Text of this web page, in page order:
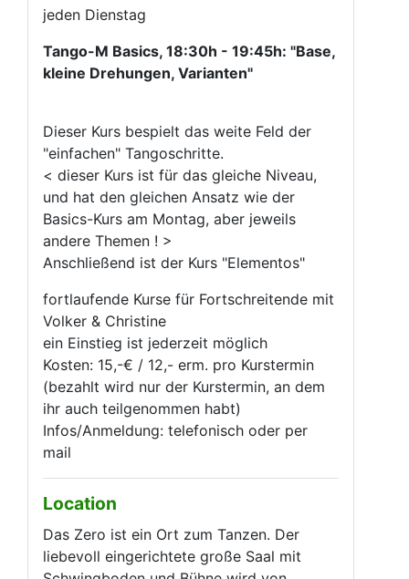
jeden Dienstag
Tango-M Basics, 18:30h - 19:45h: "Base,
kleine Drehungen, Varianten"
Dieser Kurs bespielt das weite Feld der
"einfachen" Tangoschritte.
< dieser Kurs ist für das gleiche Niveau,
und hat den gleichen Ansatz wie der
Basics-Kurs am Montag, aber jeweils
andere Themen ! >
Anschließend ist der Kurs "Elementos"
fortlaufende Kurse für Fortschreitende mit
Volker & Christine
ein Einstieg ist jederzeit möglich
Kosten: 15,-€ / 12,- erm. pro Kurstermin
(bezahlt wird nur der Kurstermin, an dem
ihr auch teilgenommen habt)
Infos/Anmeldung: telefonisch oder per
mail
Location
Das Zero ist ein Ort zum Tanzen. Der
liebevoll eingerichtete große Saal mit